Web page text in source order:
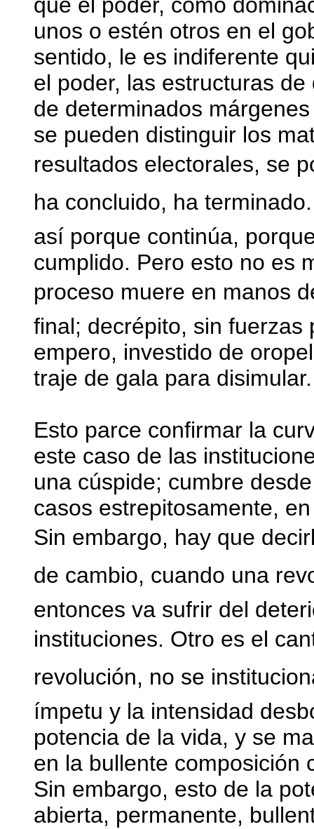
que el poder, como
unos o estén otros en el
sentido, le es indiferente
el poder, las estructuras
de determinados
se pueden distinguir los
resultados electorales, se
ha concluido, ha
así porque continúa,
cumplido. Pero esto no es
proceso muere en
final; decrépito, sin
empero, investido de
traje de gala para disimular.
Esto parce confirmar la
este caso de las
una cúspide; cumbre
casos estrepitosamente,
Sin embargo, hay que
de cambio, cuando una
entonces va sufrir del
instituciones. Otro es el
revolución, no se
ímpetu y la intensidad
potencia de la vida, y se
en la bullente composición
Sin embargo, esto de la
abierta, permanente,